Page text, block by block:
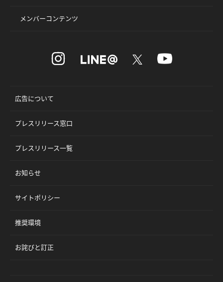
メンバーコンテンツ
広告について
プレスリリース窓口
プレスリリース一覧
お知らせ
サイトポリシー
推奨環境
お詫びと訂正